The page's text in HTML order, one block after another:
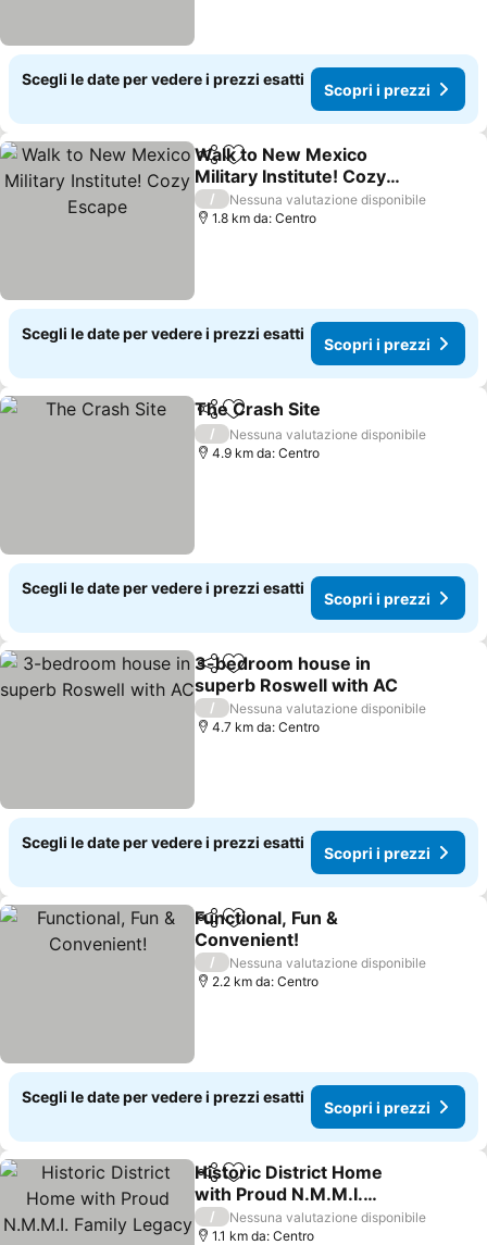
Scegli le date per vedere i prezzi esatti
Scopri i prezzi
CondividiAggiungi ai preferiti
Walk to New Mexico
Military Institute! Cozy
Escape
Scopri i prezzi
/
Nessuna valutazione disponibile
1.8 km da: Centro
Scegli le date per vedere i prezzi esatti
Scopri i prezzi
CondividiAggiungi ai preferiti
The Crash Site
/
Nessuna valutazione disponibile
4.9 km da: Centro
Scegli le date per vedere i prezzi esatti
Scopri i prezzi
CondividiAggiungi ai preferiti
3-bedroom house in
superb Roswell with AC
Scopri i prezzi
/
Nessuna valutazione disponibile
4.7 km da: Centro
Scegli le date per vedere i prezzi esatti
Scopri i prezzi
CondividiAggiungi ai preferiti
Functional, Fun &
Convenient!
Scopri i prezzi
/
Nessuna valutazione disponibile
2.2 km da: Centro
Scegli le date per vedere i prezzi esatti
Scopri i prezzi
CondividiAggiungi ai preferiti
Historic District Home
with Proud N.M.M.I.
Family Legacy
Scopri i prezzi
/
Nessuna valutazione disponibile
1.1 km da: Centro